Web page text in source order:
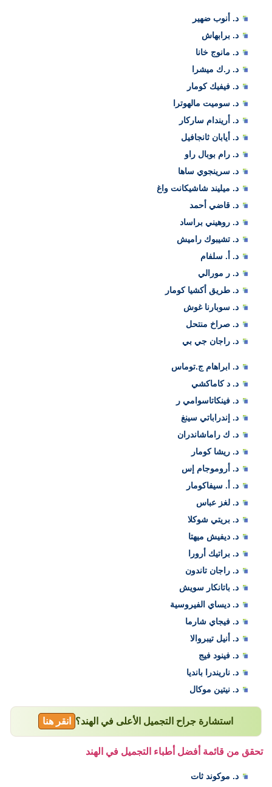
د. أنوب ضهير
د. برابهاش
د. مانوج خانا
د. ر.ك ميشرا
د. فيفيك كومار
د. سوميت مالهوترا
د. أريندام ساركار
د. أيابان ثانجافيل
د. رام بوبال راو
د. سرينجوي ساها
د. ميليند شاشيكانت واغ
د. قاضي أحمد
د. روهيني براساد
د. تشيبوك راميش
د. أ. سلفام
د. ر مورالي
د. طريق أكشيا كومار
د. سوبارنا غوش
د. صراخ منتحل
د. راجان جي بي
د. ابراهام ج.توماس
د. د كاماكشي
د. فينكاتاسوامي ر
د. إندراباتي سينغ
د. ك راماشاندران
د. ريشا كومار
د. أروموجام إس
د. أ. سيفاكومار
د. لغز عباس
د. بريتي شوكلا
د. ديفيش ميهتا
د. براتيك أرورا
د. راجان تاندون
د. باتانكار سويش
د. ديساي الفيروسية
د. فيجاي شارما
د. أنيل تيبروالا
د. فينود فيج
د. ناريندرا بانديا
د. نيتين موكال
استشارة جراح التجميل الأعلى في الهند؟ انقر هنا
تحقق من قائمة أفضل أطباء التجميل في الهند
د. موكوند ثات